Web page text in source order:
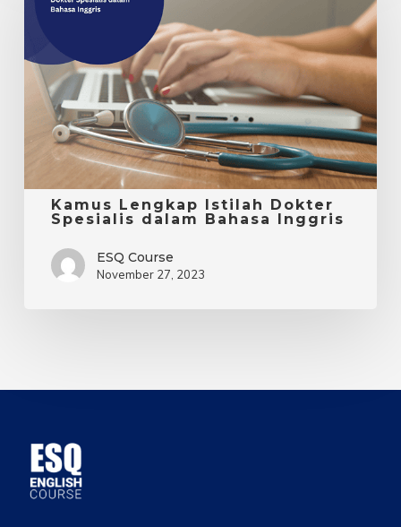
Istilah
Dokter
Spesialis
dalam
Bahasa
Inggris
Kamus Lengkap Istilah Dokter
Spesialis dalam Bahasa Inggris
ESQ Course
November 27, 2023